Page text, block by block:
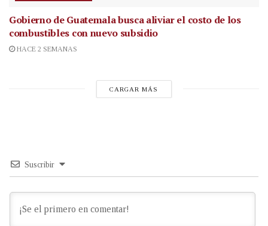
Gobierno de Guatemala busca aliviar el costo de los
combustibles con nuevo subsidio
HACE 2 SEMANAS
CARGAR MÁS
Suscribir